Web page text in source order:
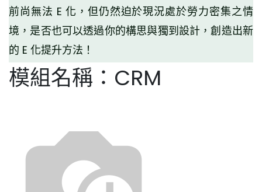
前尚無法 E 化，但仍然迫於現況處於勞力密集之情
境，是否也可以透過你的構思與獨到設計，創造出新
的 E 化提升方法！
模組名稱：CRM